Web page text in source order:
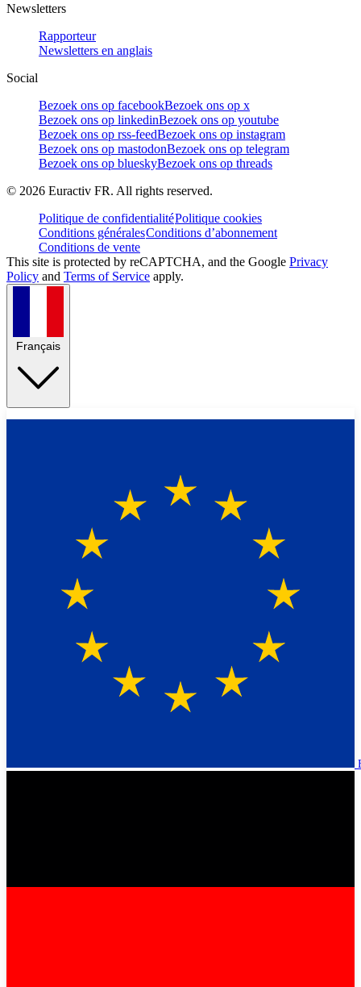
Newsletters
Rapporteur
Newsletters en anglais
Social
Bezoek ons op facebookBezoek ons op x
Bezoek ons op linkedinBezoek ons op youtube
Bezoek ons op rss-feedBezoek ons op instagram
Bezoek ons op mastodonBezoek ons op telegram
Bezoek ons op blueskyBezoek ons op threads
© 2026 Euractiv FR. All rights reserved.
Politique de confidentialitéPolitique cookies
Conditions généralesConditions d’abonnement
Conditions de vente
This site is protected by reCAPTCHA, and the Google Privacy
Policy and Terms of Service apply.
Français